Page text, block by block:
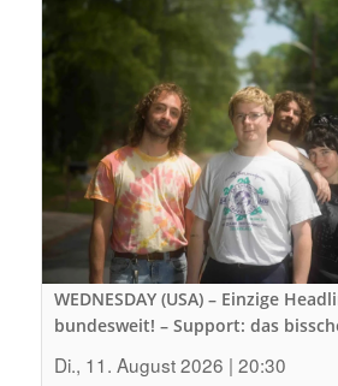
WEDNESDAY (USA) – Einzige
bundesweit! – Support: das
Di., 11. August 2026 | 20:30